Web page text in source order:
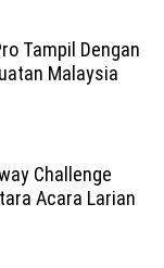
Tampil Dengan
Malaysia
Challenge
Acara Larian